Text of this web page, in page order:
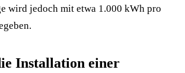
wird jedoch mit etwa 1.000 kWh pro
Installation einer